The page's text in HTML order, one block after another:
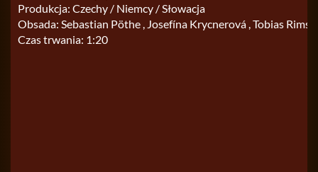
Produkcja: Czechy / Niemcy / Słowacja
Obsada: Sebastian Pöthe , Josefína Krycnerová , Tobias
Czas trwania: 1:20